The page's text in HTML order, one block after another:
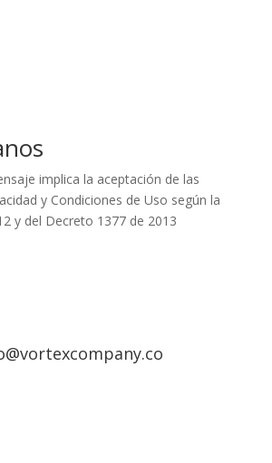
implica la aceptación de las
y Condiciones de Uso según la
y del Decreto 1377 de 2013